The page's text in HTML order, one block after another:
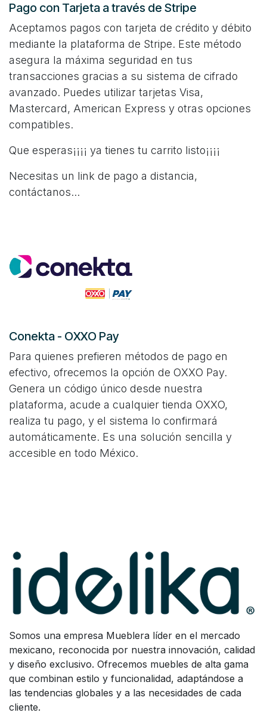
Pago con Tarjeta a través de Stripe
Aceptamos pagos con tarjeta de crédito y débito
mediante la plataforma de Stripe. Este método
asegura la máxima seguridad en tus
transacciones gracias a su sistema de cifrado
avanzado. Puedes utilizar tarjetas Visa,
Mastercard, American Express y otras opciones
compatibles.
Que esperas¡¡¡¡ ya tienes tu carrito listo¡¡¡¡
Necesitas un link de pago a distancia,
contáctanos...
Conekta - OXXO Pay
Para quienes prefieren métodos de pago en
efectivo, ofrecemos la opción de OXXO Pay.
Genera un código único desde nuestra
plataforma, acude a cualquier tienda OXXO,
realiza tu pago, y el sistema lo confirmará
automáticamente. Es una solución sencilla y
accesible en todo México.
Somos una empresa Mueblera líder en el mercado
mexicano, reconocida por nuestra innovación, calidad
y diseño exclusivo. Ofrecemos muebles de alta gama
que combinan estilo y funcionalidad, adaptándose a
las tendencias globales y a las necesidades de cada
cliente.